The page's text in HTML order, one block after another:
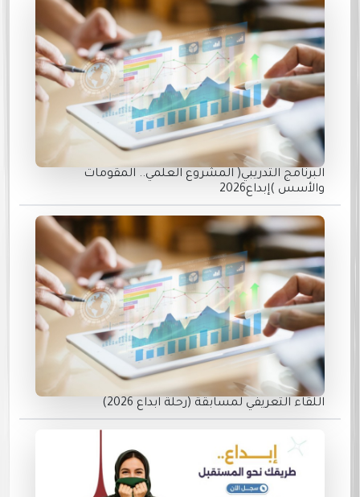
البرنامج التدريبي( المشروع العلمي.. المقومات
والأسس )إبداع2026
اللقاء التعريفي لمسابقة (رحلة ابداع 2026)